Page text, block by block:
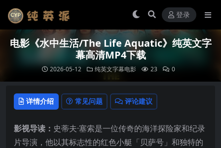
登录
电影《水中生活/The Life Aquatic》纯英文字
幕高清MP4下载
2026-05-12 纯英文字幕电影 23 0
详情介绍 常见问题 评论建议
影视导读： 史蒂夫·塞索是一位传奇的海洋探险家和纪录
片导演，他以其标志性的红色小艇「贝萨号」和独特的